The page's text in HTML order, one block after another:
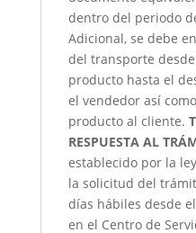
dentro del periodo
Adicional, se debe
del transporte
producto hasta el
el vendedor así
producto al cliente.
RESPUESTA AL
establecido por la
la solicitud del
días hábiles desde
en el Centro de